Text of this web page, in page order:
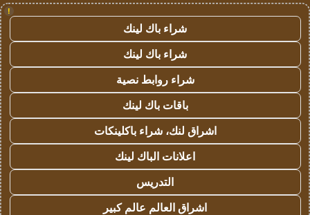
!
شراء باك لينك
شراء باك لينك
شراء روابط نصية
باقات باك لينك
اشراق لنك، شراء باكلينكات
اعلانات الباك لينك
التدريس
اشراق العالم عالم كبير